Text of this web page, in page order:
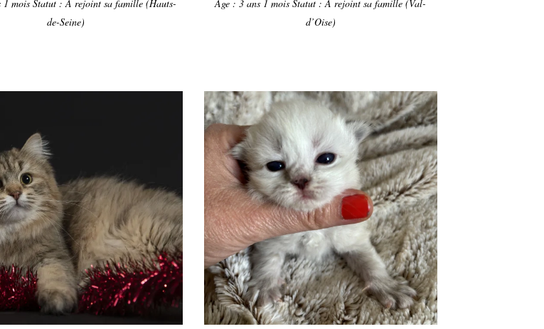
1 moisStatut : A rejoint sa famille (Hauts-
de-Seine)
Âge : 3 ans 1 moisStatut : A rejoint sa famille (Val-
d’Oise)